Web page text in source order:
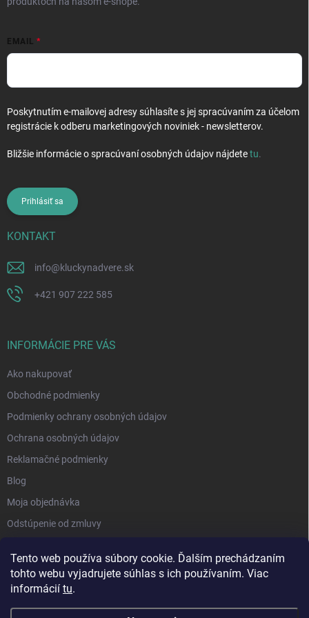
Tento web používa súbory cookie. Ďalším prechádzaním
tohto webu vyjadrujete súhlas s ich používaním. Viac
informácií tu.
EMAIL
Poskytnutím e-mailovej adresy súhlasíte s jej spracúvaním za účelom
registrácie k odberu marketingových noviniek - newsletterov.
Bližšie informácie o spracúvaní osobných údajov nájdetetu.
Prihlásiť sa
KONTAKT
info@kluckynadvere.sk
+421 907 222 585
INFORMÁCIE PRE VÁS
Ako nakupovať
Obchodné podmienky
Podmienky ochrany osobných údajov
Ochrana osobných údajov
Reklamačné podmienky
Blog
Moja objednávka
Odstúpenie od zmluvy